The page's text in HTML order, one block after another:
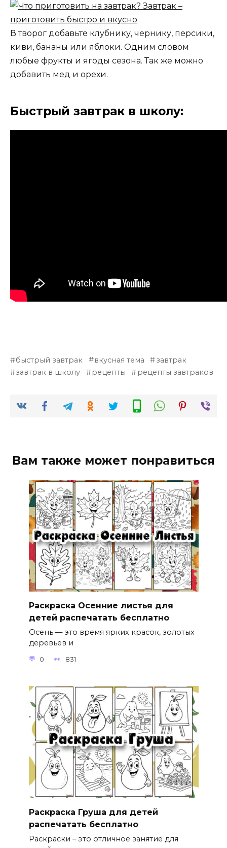
В творог добавьте клубнику, чернику, персики,
киви, бананы или яблоки. Одним словом
любые фрукты и ягоды сезона. Так же можно
добавить мед и орехи.
Быстрый завтрак в школу:
быстрый завтрак вкусная тема
завтрак
завтрак в школу
рецепты рецепты завтраков
Вам также может понравиться
Раскраска Осенние листья для
детей распечатать бесплатно
Осень — это время ярких красок, золотых
деревьев и
0 831
Раскраска Груша для детей
распечатать бесплатно
Раскраски – это отличное занятие для